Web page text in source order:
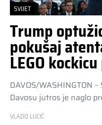
SVIJET
Trump
pokušaj
LEGO
DAVOS/WASHINGTON
Davosu jutros je naglo
VLADO LUCIĆ